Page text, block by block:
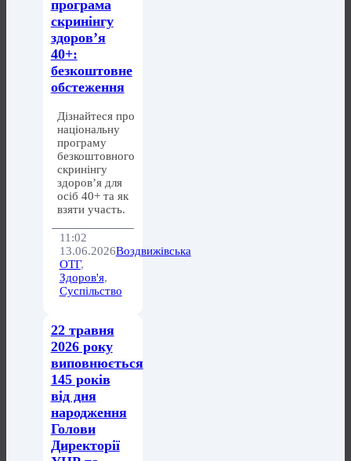
програма
скринінгу
здоров’я
40+:
безкоштовне
обстеження
Дізнайтеся про
національну
програму
безкоштовного
скринінгу
здоров’я для
осіб 40+ та як
взяти участь.
11:02
13.06.2026Воздвижівська
ОТГ,
Здоров'я,
Суспільство
22 травня
2026 року
виповнюється
145 років
від дня
народження
Голови
Директорії